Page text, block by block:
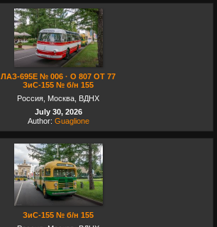
ЛАЗ-695Е № 006 · О 807 ОТ 77
ЗиС-155 № б/н 155
Россия, Москва, ВДНХ
July 30, 2026
Author: Guaglione
ЗиС-155 № б/н 155